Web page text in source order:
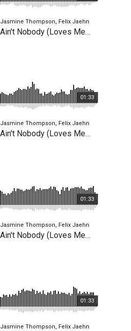
Jasmine Thompson, Felix Jaehn
Ain't Nobody (Loves Me Better)
01:33
Jasmine Thompson, Felix Jaehn
Ain't Nobody (Loves Me Better)
01:33
Jasmine Thompson, Felix Jaehn
Ain't Nobody (Loves Me Better)
01:33
Jasmine Thompson, Felix Jaehn